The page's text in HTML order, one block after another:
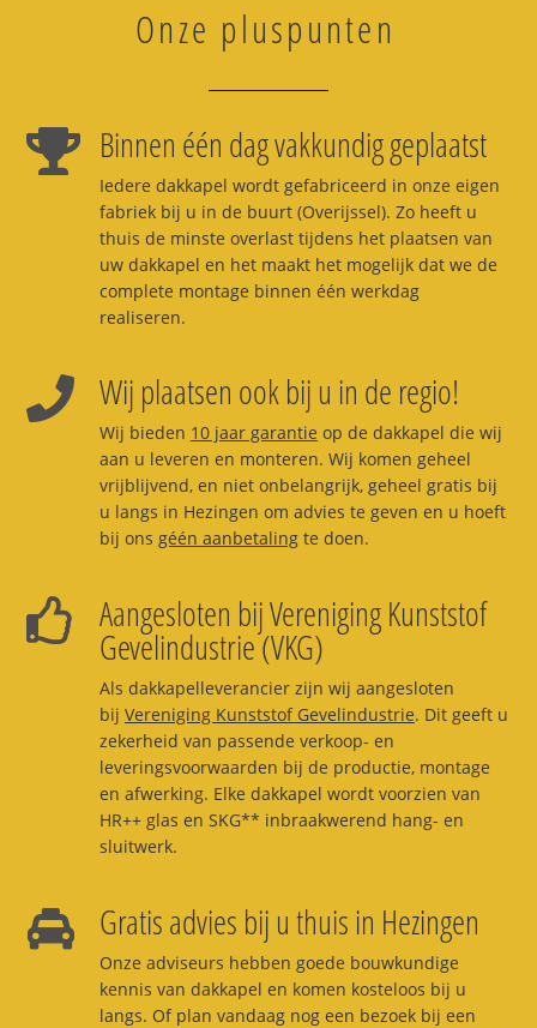
Onze pluspunten
Binnen één dag vakkundig geplaatst
Iedere dakkapel wordt gefabriceerd in onze eigen
fabriek bij u in de buurt (Overijssel). Zo heeft u
thuis de minste overlast tijdens het plaatsen van
uw dakkapel en het maakt het mogelijk dat we de
complete montage binnen één werkdag
realiseren.
Wij plaatsen ook bij u in de regio!
Wij bieden 10 jaar garantie op de dakkapel die wij
aan u leveren en monteren. Wij komen geheel
vrijblijvend, en niet onbelangrijk, geheel gratis bij
u langs in Hezingen om advies te geven en u hoeft
bij ons géén aanbetalingte doen.
Aangesloten bij Vereniging Kunststof
Gevelindustrie (VKG)
Als dakkapelleverancier zijn wij aangesloten
bij Vereniging Kunststof Gevelindustrie. Dit geeft u
zekerheid van passende verkoop- en
leveringsvoorwaarden bij de productie, montage
en afwerking. Elke dakkapel wordt voorzien van
HR++ glas en SKG** inbraakwerend hang- en
sluitwerk.
Gratis advies bij u thuis in Hezingen
Onze adviseurs hebben goede bouwkundige
kennis van dakkapel en komen kosteloos bij u
langs. Of plan vandaag nog een bezoek bij een